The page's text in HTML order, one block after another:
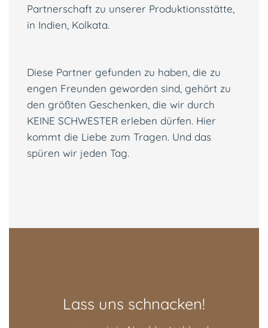
Partnerschaft zu unserer Produktionsstätte,
in Indien, Kolkata.
Diese Partner gefunden zu haben, die zu
engen Freunden geworden sind, gehört zu
den größten Geschenken, die wir durch
KEINE SCHWESTER erleben dürfen. Hier
kommt die Liebe zum Tragen. Und das
spüren wir jeden Tag.
Lass uns schnacken!